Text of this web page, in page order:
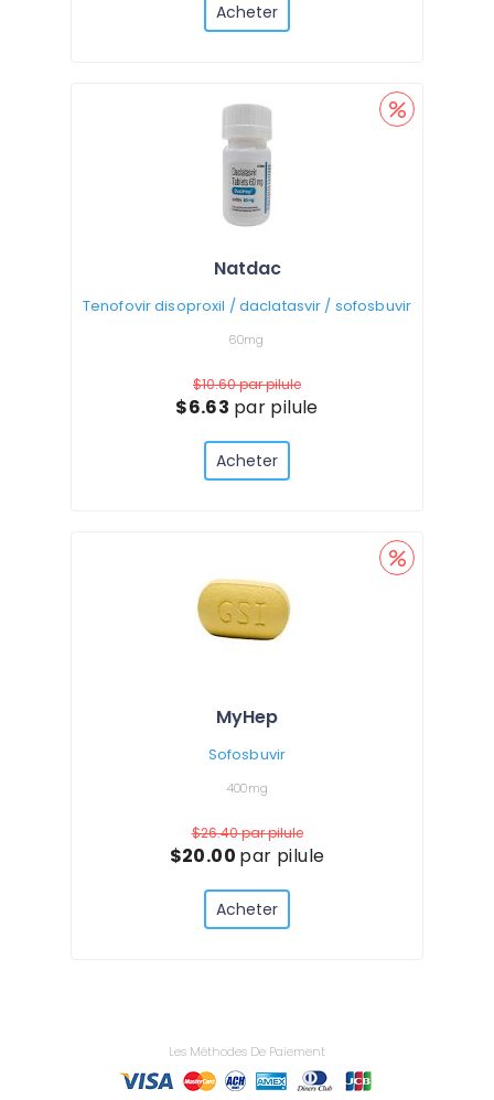
Acheter
Natdac
Tenofovir disoproxil / daclatasvir / sofosbuvir
60mg
$10.60par pilule
$6.63 par pilule
Acheter
MyHep
Sofosbuvir
400mg
$26.40par pilule
$20.00 par pilule
Acheter
Les Méthodes De Paiement